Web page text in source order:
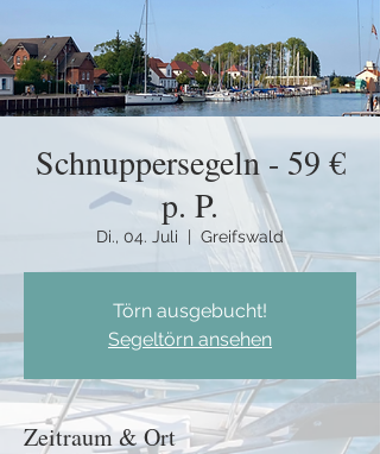
Schnuppersegeln - 59 €
p. P.
Di., 04. Juli
  |
Greifswald
Törn ausgebucht!
Segeltörn ansehen
Zeitraum & Ort